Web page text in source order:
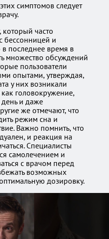
симптомов следует
часто
бессонницей и
последнее время в
множество обсуждений
пользователи
опытами, утверждая,
у них возникали
головокружение,
и даже
же отмечают, что
режим сна и
Важно помнить, что
и реакция на
Специалисты
самолечением и
с врачом перед
возможных
дозировку.